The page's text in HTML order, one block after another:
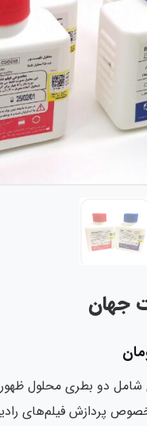
جهان
شامل دو بطری محلول
پردازش فیلم‌های